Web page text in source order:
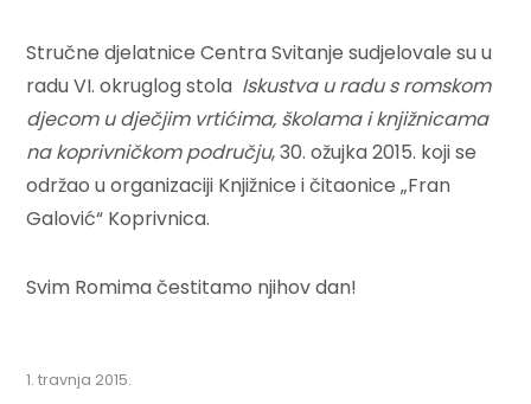
Stručne djelatnice Centra Svitanje sudjelovale su u
radu VI. okruglog stola Iskustva u radu s romskom
djecom u dječjim vrtićima, školama i knjižnicama
na koprivničkom području, 30. ožujka 2015. koji se
održao u organizaciji Knjižnice i čitaonice „Fran
Galović“ Koprivnica.
Svim Romima čestitamo njihov dan!
1. travnja 2015.